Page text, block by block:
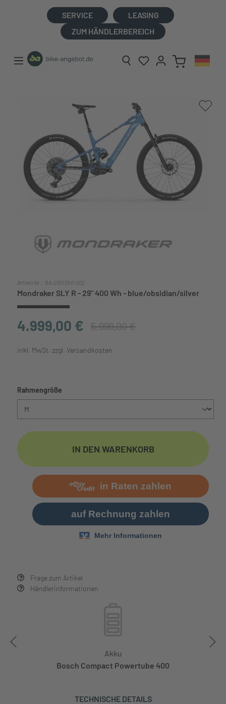
SERVICE
LEASING
ZUM HÄNDLERBEREICH
Bildergalerie überspringen
Artikel-Nr.: BA-0165360-002
Mondraker SLY R - 29" 400 Wh - blue/obsidian/silver
4.999,00 € 5.999,00 €
inkl. MwSt. zzgl. Versandkosten
Frage zum Artikel
Händlerinformationen
Rahmengröße
IN DEN WARENKORB
Akku
Bosch Compact Powertube 400
TECHNISCHE DETAILS